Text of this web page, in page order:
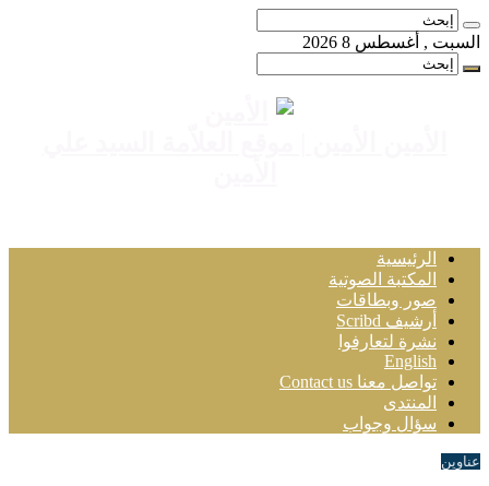
السبت , أغسطس 8 2026
الرئيسية
المكتبة الصوتية
صور وبطاقات
أرشيف Scribd
نشرة لتعارفوا
English
تواصل معنا Contact us
المنتدى
سؤال وجواب
عناوين